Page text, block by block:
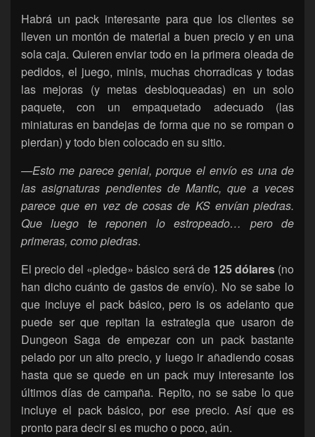
Habrá un pack interesante para que los clientes se
lleven un montón de material a buen precio y en una
sola caja. Quieren enviar todo en la primera oleada de
pedidos, el juego, minis, muchas chorradicas y todas
las mejoras (y metas desbloqueadas) en un solo
paquete, con un empaquetado adecuado (las
miniaturas en bandejas de forma que no se rompan o
pierdan) y todo bien colocado en su sitio.
—Esto me parece genial, porque el envío es una de
las asignaturas pendientes de Mantic, que a veces
parece que en vez de cosas de KS envían piedras.
Que luego te reponen lo estropeado… pero de
primeras, como piedras.
El precio del «pledge» básico será de 125 dólares(no
han dicho cuánto de gastos de envío). No se sabe lo
que incluye el pack básico, pero is os adelanto que
puede ser que repitan la estrategia que usaron de
Dungeon Saga de empezar con un pack bastante
pelado por un alto precio, y luego ir añadiendo cosas
hasta que se quede en un pack muy interesante los
últimos días de campaña. Repito, no se sabe lo que
incluye el pack básico, por ese precio. Así que es
pronto para decir si es mucho o poco, aún.